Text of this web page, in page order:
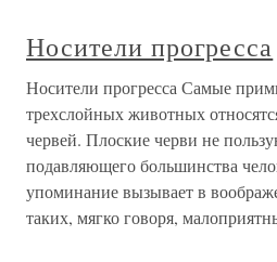
Носители прогресса
Носители прогресса Самые
трехслойных животных
червей. Плоские черви не
подавляющего большинства
упоминание вызывает в
таких, мягко говоря,